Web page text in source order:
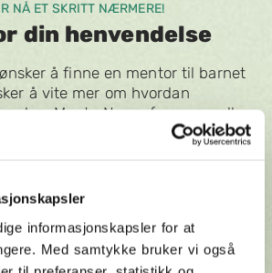
informasjonskapsler for at
Med samtykke bruker vi også
NÅ ET SKRITT NÆRMERE!
din henvendelse
å finne en mentor til barnet
å vite mer om hvordan
hos MentorNorge fungerer, eller
kan vi hjelpe deg. Vi ser frem til
Tilbake til forsiden